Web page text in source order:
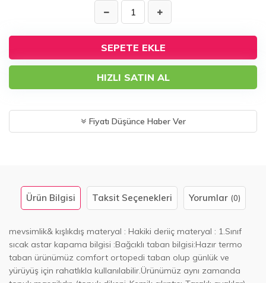
SEPETE EKLE
HIZLI SATIN AL
Fiyatı Düşünce Haber Ver
Ürün Bilgisi Taksit Seçenekleri Yorumlar (0)
mevsimlik& kışlıkdış materyal : Hakiki deriiç materyal : 1.Sınıf
sıcak astar kapama bilgisi :Bağcıklı taban bilgisi:Hazır termo
taban ürünümüz comfort ortopedi taban olup günlük ve
yürüyüş için rahatlıkla kullanılabilir.Ürünümüz aynı zamanda